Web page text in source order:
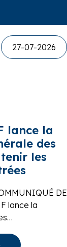
27-07-2026
lance la
des
les
DE
lance la